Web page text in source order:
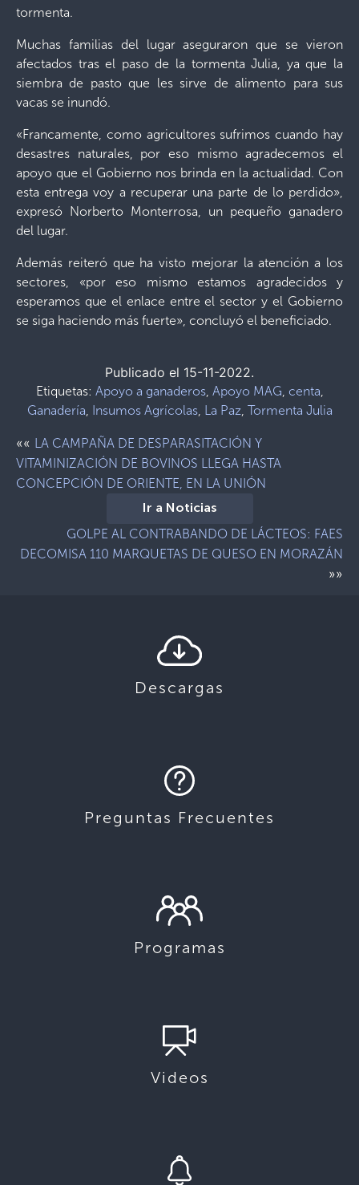
tormenta.
Muchas familias del lugar aseguraron que se vieron
afectados tras el paso de la tormenta Julia, ya que la
siembra de pasto que les sirve de alimento para sus
vacas se inundó.
«Francamente, como agricultores sufrimos cuando hay
desastres naturales, por eso mismo agradecemos el
apoyo que el Gobierno nos brinda en la actualidad. Con
esta entrega voy a recuperar una parte de lo perdido»,
expresó Norberto Monterrosa, un pequeño ganadero
del lugar.
Además reiteró que ha visto mejorar la atención a los
sectores, «por eso mismo estamos agradecidos y
esperamos que el enlace entre el sector y el Gobierno
se siga haciendo más fuerte», concluyó el beneficiado.
Publicado el 15-11-2022.
Etiquetas: Apoyo a ganaderos, Apoyo MAG centa
Ganadería Insumos Agrícolas, La Paz, Tormenta Julia
«« LA CAMPAÑA DE DESPARASITACIÓN Y
VITAMINIZACIÓN DE BOVINOS LLEGA HASTA
CONCEPCIÓN DE ORIENTE, EN LA UNIÓN
Ir a Noticias
GOLPE AL CONTRABANDO DE LÁCTEOS: FAES
DECOMISA 110 MARQUETAS DE QUESO EN MORAZÁN
»»
Descargas
Preguntas Frecuentes
Programas
Videos